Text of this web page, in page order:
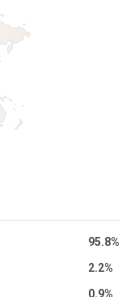
95.8%
2.2%
0.9%